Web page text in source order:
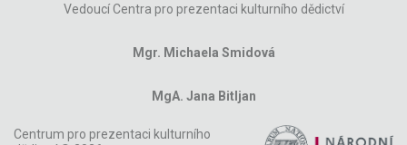
Vedoucí Centra pro prezentaci kulturního dědictví
Mgr. Michaela Smidová
MgA. Jana Bitljan
Centrum pro prezentaci kulturního